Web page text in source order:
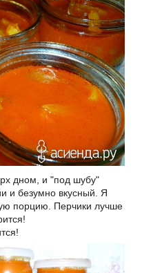
дном, и "под шубу"
и безумно вкусный. Я
порцию. Перчики лучше